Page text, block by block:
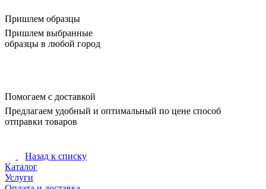
Пришлем образцы
Пришлем выбранные
образцы в любой город
Помогаем с доставкой
Предлагаем удобный и оптимальный по цене способ
отправки товаров
Назад к списку
Каталог
Услуги